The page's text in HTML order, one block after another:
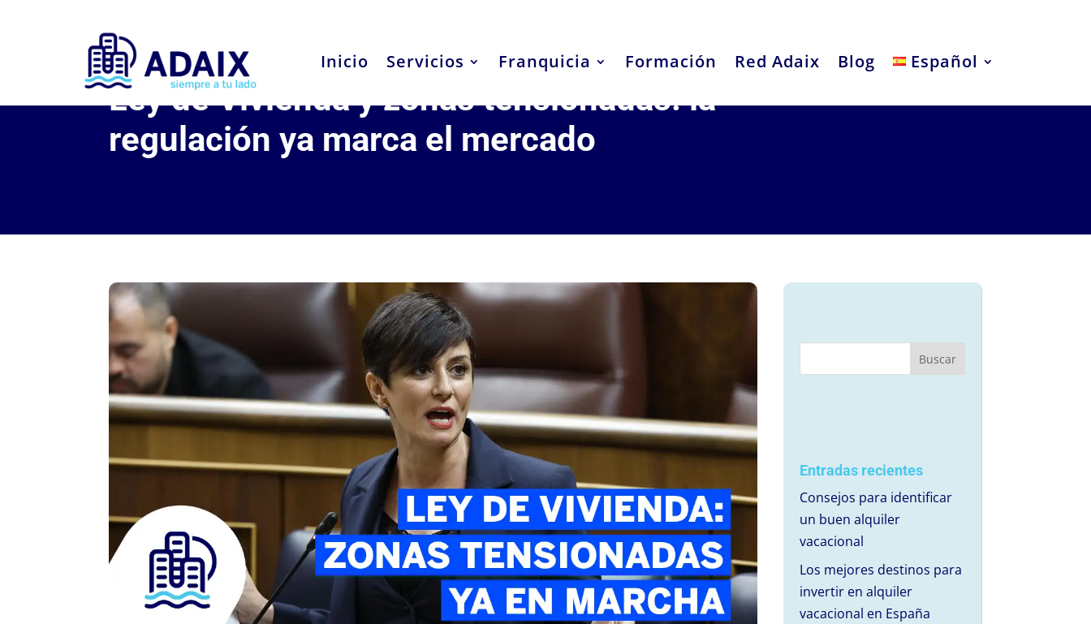
Inicio Servicios Franquicia Formación Red Adaix Blog Español
Ley de Vivienda y zonas tensionadas: la
regulación ya marca el mercado
Entradas recientes
Consejos para identificar
un buen alquiler
vacacional
Los mejores destinos para
invertir en alquiler
vacacional en España